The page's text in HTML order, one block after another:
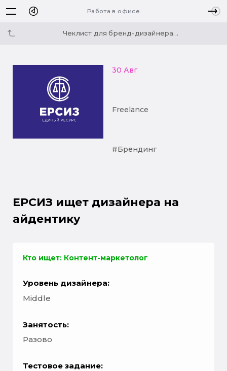
Работа в офисе
Чеклист для бренд-дизайнера...
30 Авг
Freelance
#Брендинг
ЕРСИЗ ищет дизайнера на
айдентику
Кто ищет: Контент-маркетолог
Уровень дизайнера:
Middle
Занятость:
Разово
Тестовое задание: